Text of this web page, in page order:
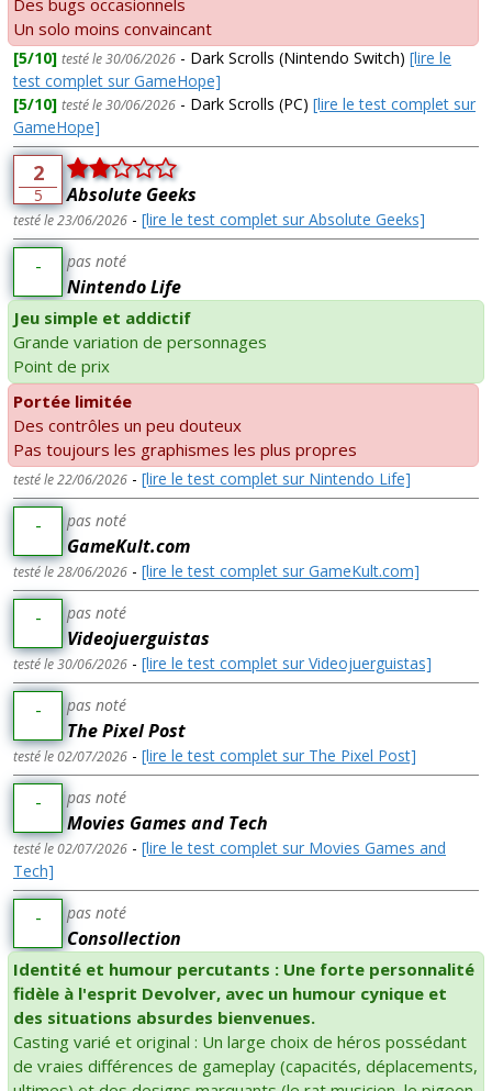
Un solo moins convaincant
[5/10] testé le 30/06/2026 - Dark Scrolls (Nintendo Switch) [lire le
test complet sur GameHope]
[5/10] testé le 30/06/2026 - Dark Scrolls (PC) [lire le test complet sur
GameHope]
2
5 Absolute Geeks
testé le 23/06/2026 - [lire le test complet sur Absolute Geeks]
- pas noté
Nintendo Life
Jeu simple et addictif
Grande variation de personnages
Point de prix
Portée limitée
Des contrôles un peu douteux
Pas toujours les graphismes les plus propres
testé le 22/06/2026 - [lire le test complet sur Nintendo Life]
- pas noté
GameKult.com
testé le 28/06/2026 - [lire le test complet sur GameKult.com]
- pas noté
Videojuerguistas
testé le 30/06/2026 - [lire le test complet sur Videojuerguistas]
- pas noté
The Pixel Post
testé le 02/07/2026 - [lire le test complet sur The Pixel Post]
- pas noté
Movies Games and Tech
testé le 02/07/2026 - [lire le test complet sur Movies Games and
Tech]
- pas noté
Consollection
Identité et humour percutants : Une forte personnalité
fidèle à l'esprit Devolver, avec un humour cynique et
des situations absurdes bienvenues.
Casting varié et original : Un large choix de héros possédant
de vraies différences de gameplay (capacités, déplacements,